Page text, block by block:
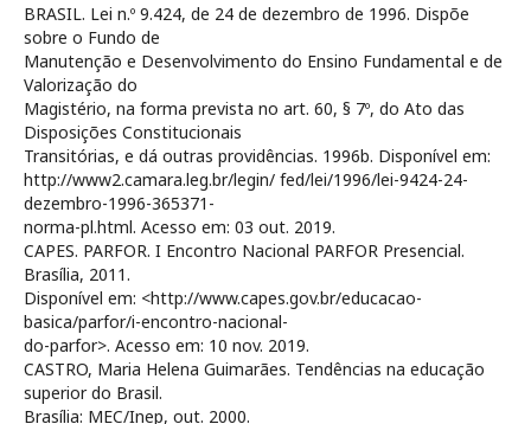
BRASIL. Lei n.º 9.424, de 24 de dezembro de 1996. Dispõe
sobre o Fundo de
Manutenção e Desenvolvimento do Ensino Fundamental e de
Valorização do
Magistério, na forma prevista no art. 60, § 7º, do Ato das
Disposições Constitucionais
Transitórias, e dá outras providências. 1996b. Disponível em:
http://www2.camara.leg.br/legin/ fed/lei/1996/lei-9424-24-
dezembro-1996-365371-
norma-pl.html. Acesso em: 03 out. 2019.
CAPES. PARFOR. I Encontro Nacional PARFOR Presencial.
Brasília, 2011.
Disponível em: <http://www.capes.gov.br/educacao-
basica/parfor/i-encontro-nacional-
do-parfor>. Acesso em: 10 nov. 2019.
CASTRO, Maria Helena Guimarães. Tendências na educação
superior do Brasil.
Brasília: MEC/Inep, out. 2000.